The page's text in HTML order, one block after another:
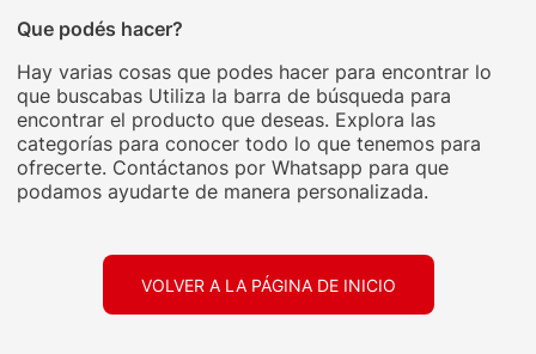
Que podés hacer?
Hay varias cosas que podes hacer para encontrar lo
que buscabas Utiliza la barra de búsqueda para
encontrar el producto que deseas. Explora las
categorías para conocer todo lo que tenemos para
ofrecerte. Contáctanos por Whatsapp para que
podamos ayudarte de manera personalizada.
VOLVER A LA PÁGINA DE INICIO